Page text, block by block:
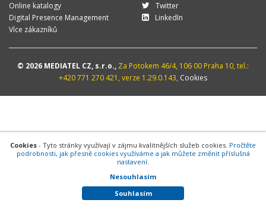
Online katalogy
Digital Presence Management
Více zákazníků
Twitter
LinkedIn
© 2026 MEDIATEL CZ, s.r.o., Za Potokem 46/4, 106 00 Praha 10, tel.:
+420 771 270 421, verze 1.29.0.143, Cookies
Cookies - Tyto stránky využívají v zájmu kvalitnějších služeb cookies. Pročtěte
podrobnosti, jak přesně cookies využíváme a jak můžete změnit příslušná
nastavení.
Nesouhlasím
Souhlasím